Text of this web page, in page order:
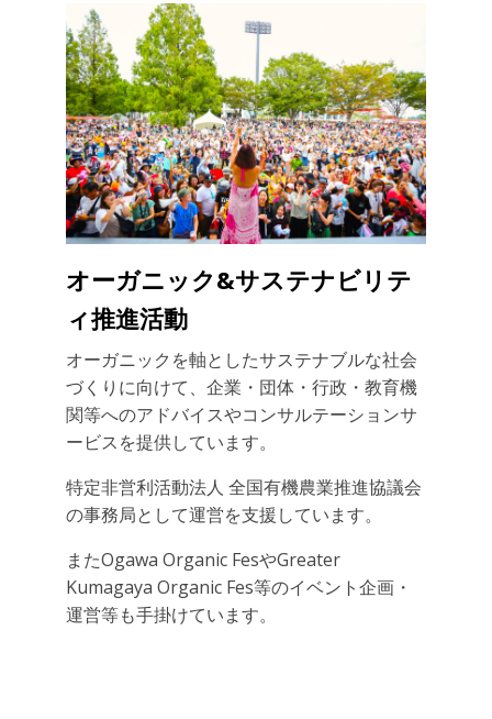
オーガニック&サステナビリテ
ィ推進活動
オーガニックを軸としたサステナブルな社会
づくりに向けて、企業・団体・行政・教育機
関等へのアドバイスやコンサルテーションサ
ービスを提供しています。
特定非営利活動法人 全国有機農業推進協議会
の事務局として運営を支援しています。
またOgawa Organic FesやGreater
Kumagaya Organic Fes等のイベント企画・
運営等も手掛けています。